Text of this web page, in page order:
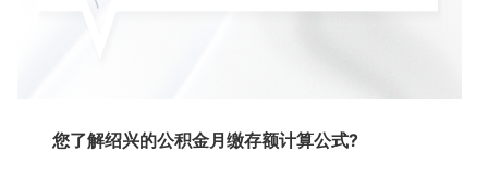
您了解绍兴的公积金月缴存额计算公式?